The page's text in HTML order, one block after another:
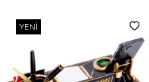
YENI